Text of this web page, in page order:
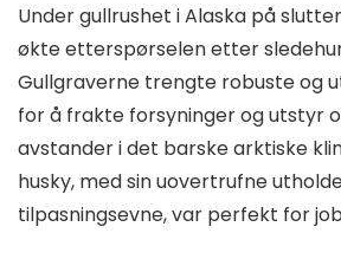
Under gullrushet i Alaska på
økte etterspørselen etter
Gullgraverne trengte robuste og
for å frakte forsyninger og utstyr
avstander i det barske arktiske
husky, med sin uovertrufne
tilpasningsevne, var perfekt for